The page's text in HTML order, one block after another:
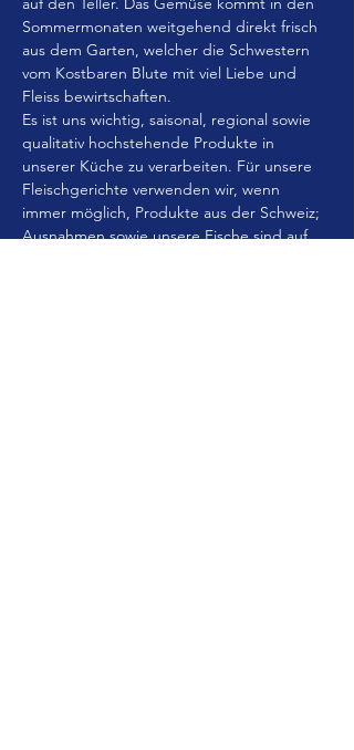
Sommermonaten weitgehend direkt frisch
aus dem Garten, welcher die Schwestern
vom Kostbaren Blute mit viel Liebe und
Fleiss bewirtschaften.
Es ist uns wichtig, saisonal, regional sowie
qualitativ hochstehende Produkte in
unserer Küche zu verarbeiten. Für unsere
Fleischgerichte verwenden wir, wenn
immer möglich, Produkte aus der Schweiz;
Ausnahmen sowie unsere Fische sind auf